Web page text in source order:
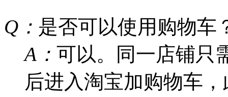
Q： 是否可以使用购物车
A： 可以。同一店铺只
后进入淘宝加购物车